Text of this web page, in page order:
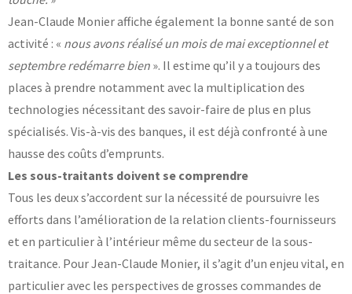
Jean-Claude Monier affiche également la bonne santé de son
activité : « nous avons réalisé un mois de mai exceptionnel et
septembre redémarre bien ». Il estime qu’il y a toujours des
places à prendre notamment avec la multiplication des
technologies nécessitant des savoir-faire de plus en plus
spécialisés. Vis-à-vis des banques, il est déjà confronté à une
hausse des coûts d’emprunts.
Les sous-traitants doivent se comprendre
Tous les deux s’accordent sur la nécessité de poursuivre les
efforts dans l’amélioration de la relation clients-fournisseurs
et en particulier à l’intérieur même du secteur de la sous-
traitance. Pour Jean-Claude Monier, il s’agit d’un enjeu vital, en
particulier avec les perspectives de grosses commandes de